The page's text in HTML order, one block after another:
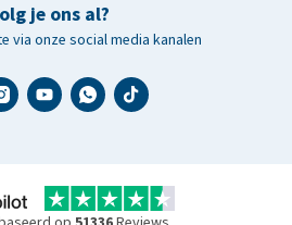
je ons al?
via onze social media kanalen